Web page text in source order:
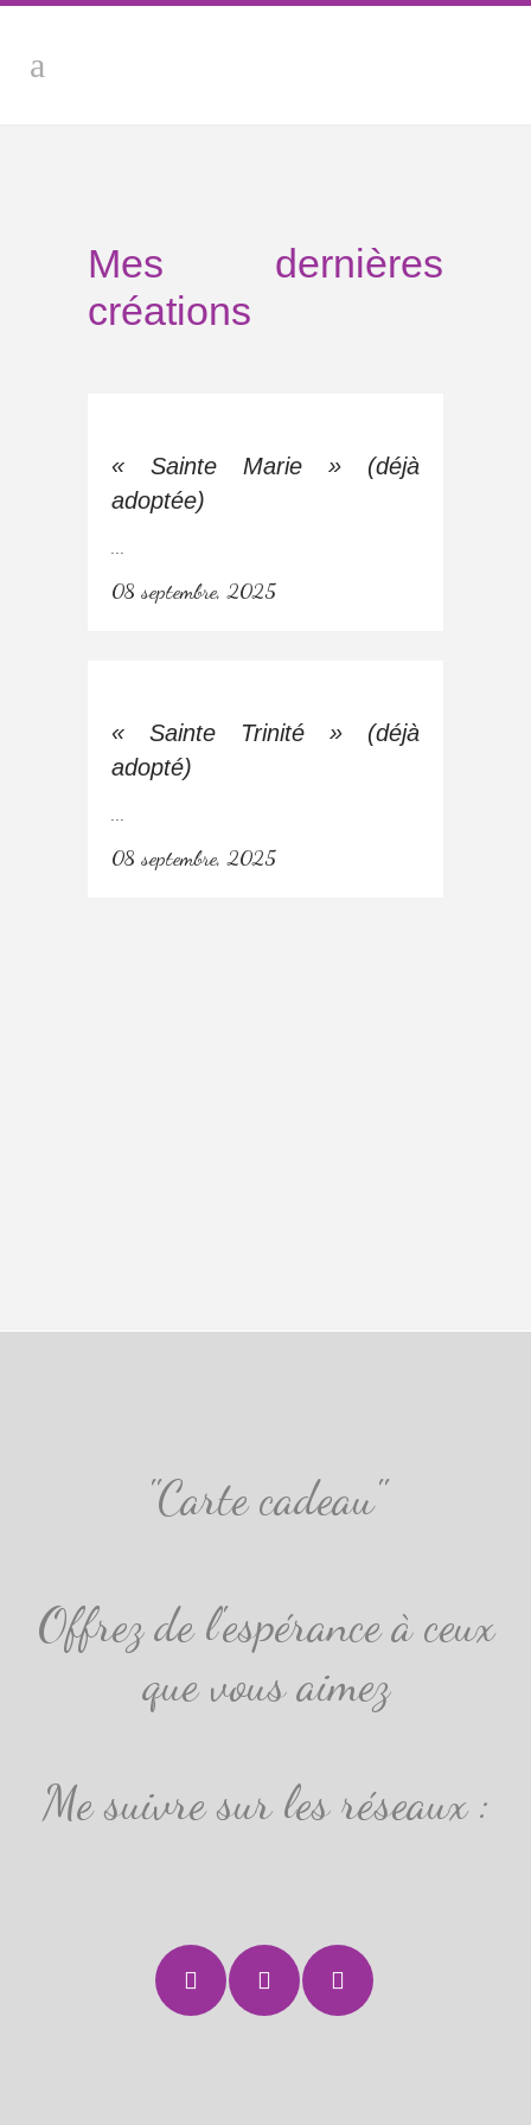
Mes dernières
créations
« Sainte Marie » (déjà
adoptée)
...
08 septembre, 2025
« Sainte Trinité » (déjà
adopté)
...
08 septembre, 2025
"Carte cadeau"
Offrez de l'espérance à ceux
que vous aimez
Me suivre sur les réseaux :